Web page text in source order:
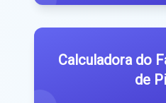
Calculadora do
de